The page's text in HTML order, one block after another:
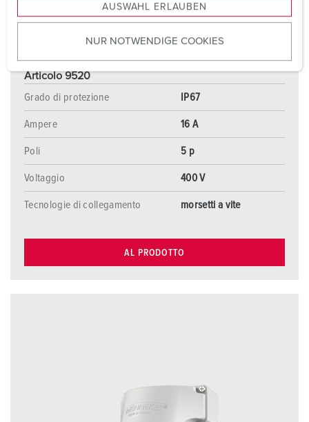
u
w
AUSWAHL ERLAUBEN
NUR NOTWENDIGE COOKIES
Articolo 9520
Grado di protezione
IP67
Ampere 16 A
Poli 5 p
Voltaggio 400 V
Tecnologie di collegamento morsetti a vite
AL PRODOTTO